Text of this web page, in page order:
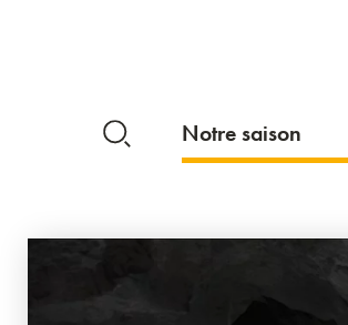
Notre saison